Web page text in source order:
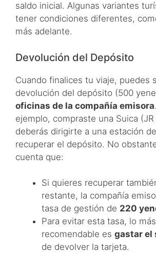
saldo inicial. Algunas variantes
tener condiciones diferentes,
más adelante.
Devolución del Depósito
Cuando finalices tu viaje, puedes
devolución del depósito (500
oficinas de la compañía emisora
ejemplo, compraste una Suica (JR
deberás dirigirte a una estación
recuperar el depósito. No
cuenta que:
Si quieres recuperar
restante, la compañía
tasa de gestión de 220
Para evitar esta tasa, lo más
recomendable es gastar el
de devolver la tarjeta.